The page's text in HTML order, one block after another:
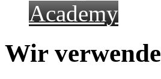
Academy
Wir